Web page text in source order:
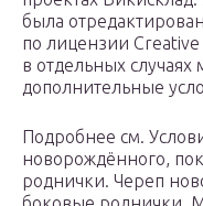
была
по лицензии
в отдельных случаях
дополнительные
Подробнее см.
новорождённого,
роднички. Череп